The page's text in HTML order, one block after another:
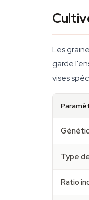
Les
garde
vises
Type
Ratio